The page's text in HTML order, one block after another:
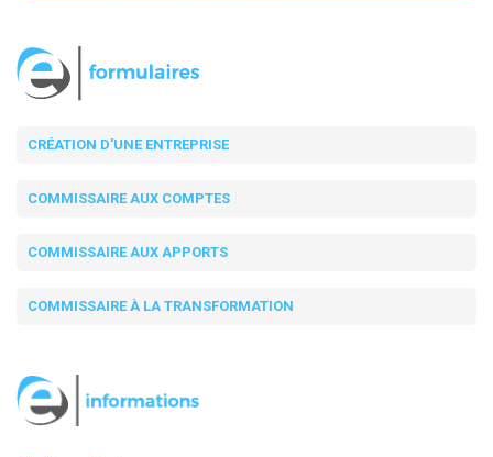
CRÉATION D'UNE ENTREPRISE
COMMISSAIRE AUX COMPTES
COMMISSAIRE AUX APPORTS
COMMISSAIRE À LA TRANSFORMATION